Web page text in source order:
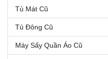
Tủ Mát Cũ
Tủ Đông Cũ
Máy Sấy Quần Áo Cũ